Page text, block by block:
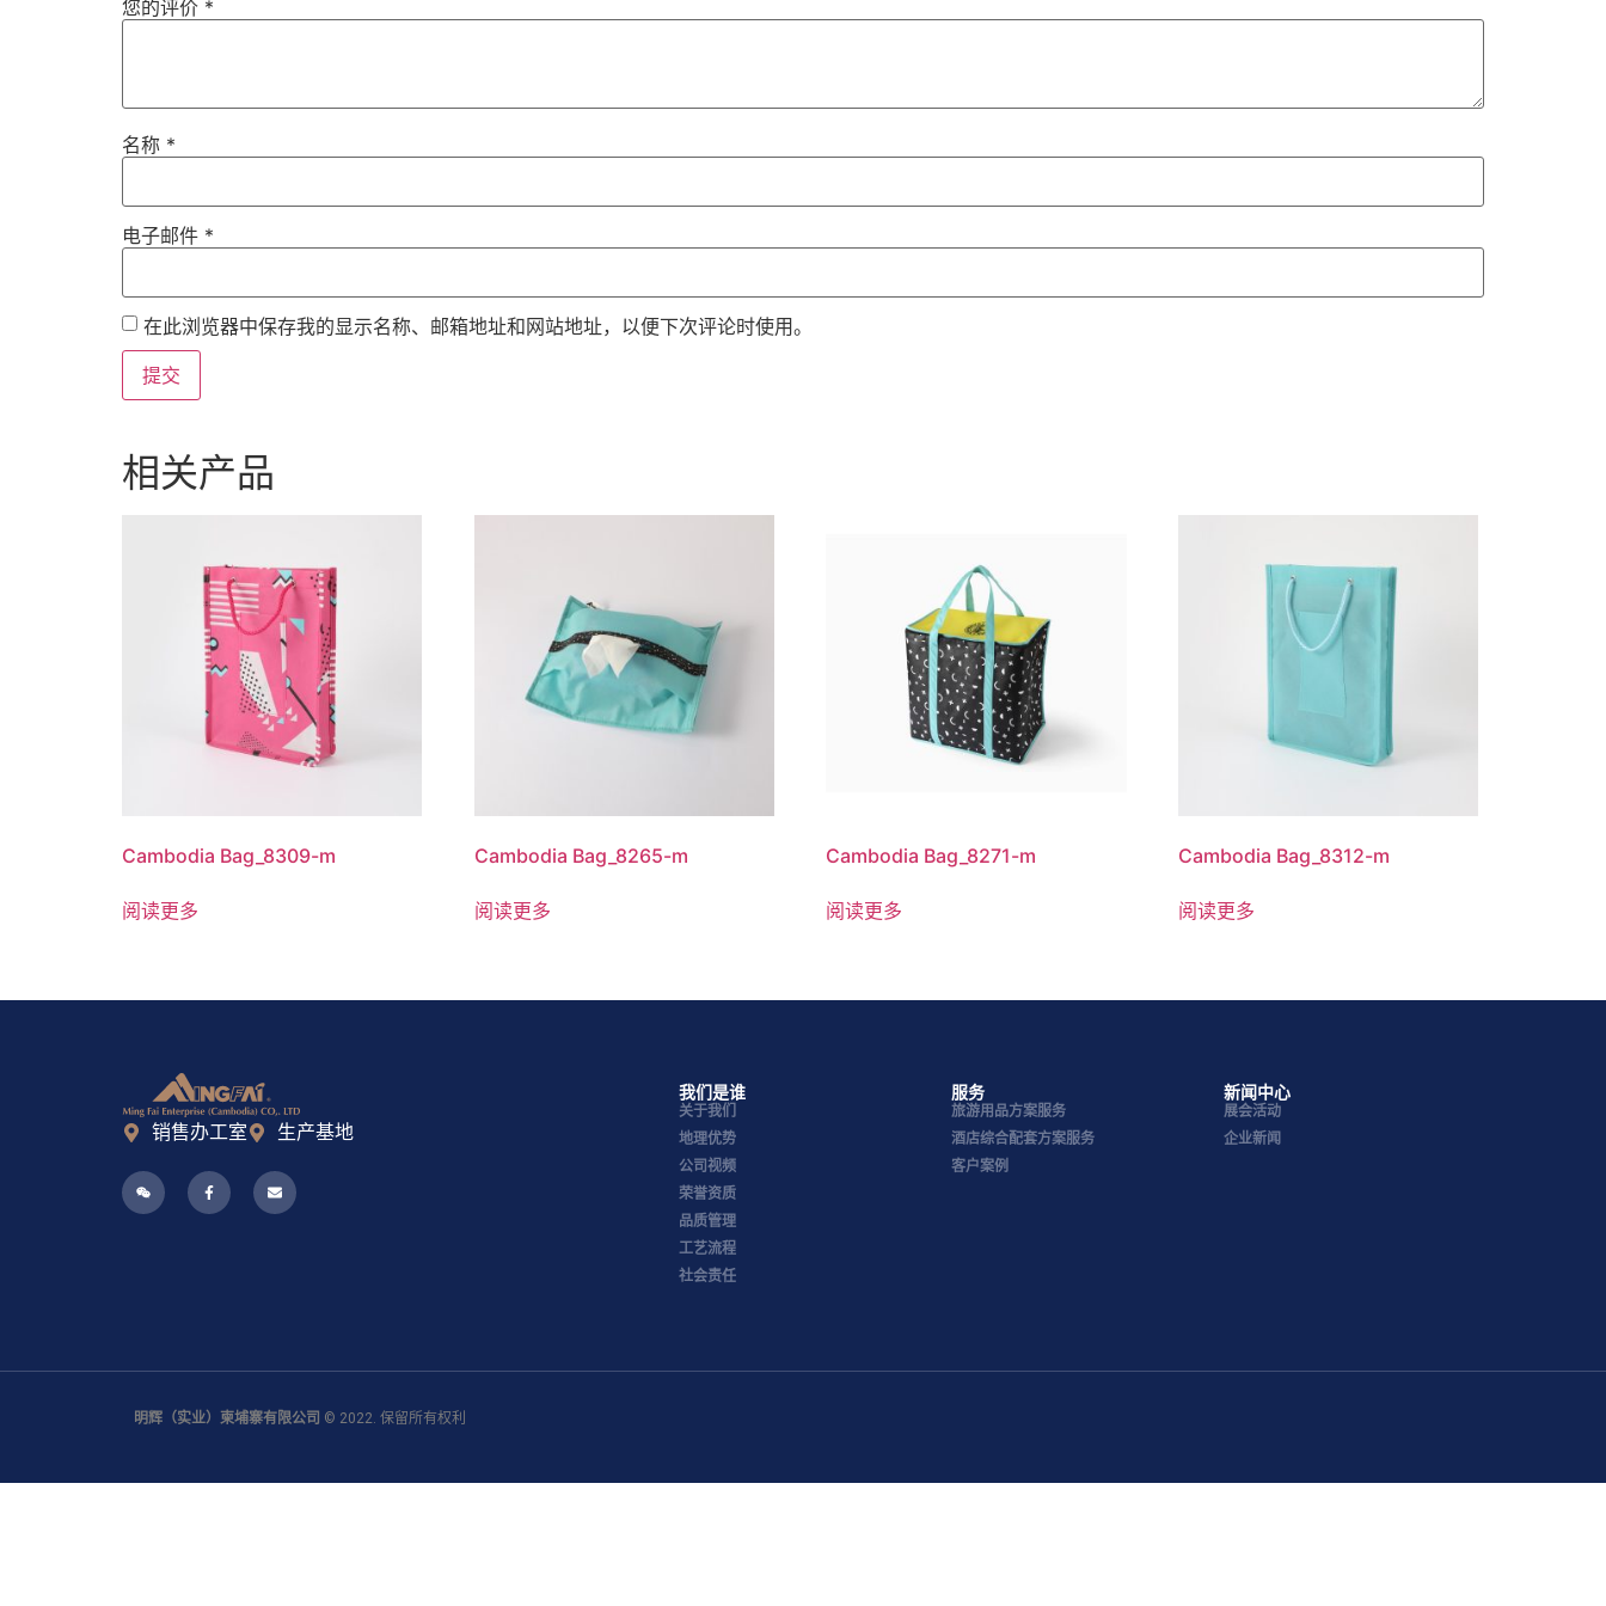
您的评价 *
名称 *
电子邮件 *
在此浏览器中保存我的显示名称、邮箱地址和网站地址，以便下次评论时使用。
相关产品
Cambodia Bag_8309-m
阅读更多
Cambodia Bag_8265-m
阅读更多
Cambodia Bag_8271-m
阅读更多
Cambodia Bag_8312-m
阅读更多
销售办工室 生产基地
我们是谁
关于我们
地理优势
公司视频
荣誉资质
品质管理
工艺流程
社会责任
服务
旅游用品方案服务
酒店综合配套方案服务
客户案例
新闻中心
展会活动
企业新闻
明辉（实业）柬埔寨有限公司 © 2022. 保留所有权利